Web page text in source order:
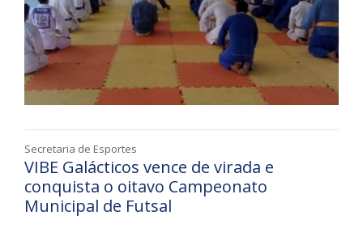
Secretaria de Esportes
VIBE Galácticos vence de virada e
conquista o oitavo Campeonato
Municipal de Futsal